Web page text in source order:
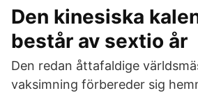
Den kinesiska
består av sextio år
Den redan åttafaldige
vaksimning förbereder sig